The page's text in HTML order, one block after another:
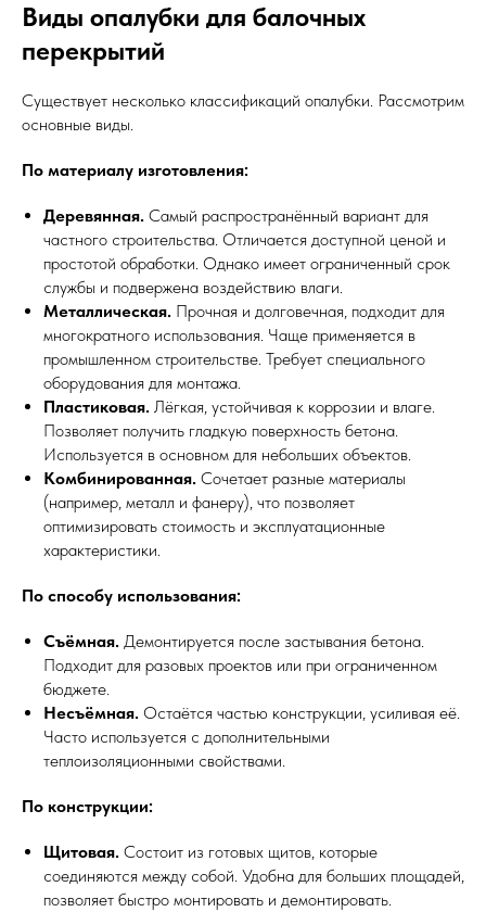
Виды опалубки для балочных
перекрытий
Существует несколько классификаций опалубки. Рассмотрим
основные виды.
По материалу изготовления:
Деревянная. Самый распространённый вариант для
частного строительства. Отличается доступной ценой и
простотой обработки. Однако имеет ограниченный срок
службы и подвержена воздействию влаги.
Металлическая. Прочная и долговечная, подходит для
многократного использования. Чаще применяется в
промышленном строительстве. Требует специального
оборудования для монтажа.
Пластиковая. Лёгкая, устойчивая к коррозии и влаге.
Позволяет получить гладкую поверхность бетона.
Используется в основном для небольших объектов.
Комбинированная. Сочетает разные материалы
(например, металл и фанеру), что позволяет
оптимизировать стоимость и эксплуатационные
характеристики.
По способу использования:
Съёмная. Демонтируется после застывания бетона.
Подходит для разовых проектов или при ограниченном
бюджете.
Несъёмная. Остаётся частью конструкции, усиливая её.
Часто используется с дополнительными
теплоизоляционными свойствами.
По конструкции:
Щитовая. Состоит из готовых щитов, которые
соединяются между собой. Удобна для больших площадей,
позволяет быстро монтировать и демонтировать.